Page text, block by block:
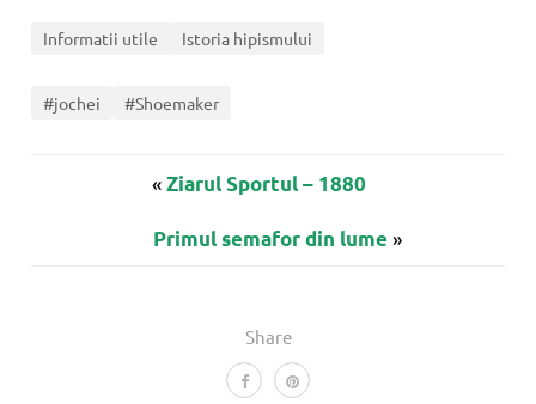
Share
Informatii utile Istoria hipismului
#jochei #Shoemaker
«Ziarul Sportul – 1880
Primul semafor din lume»